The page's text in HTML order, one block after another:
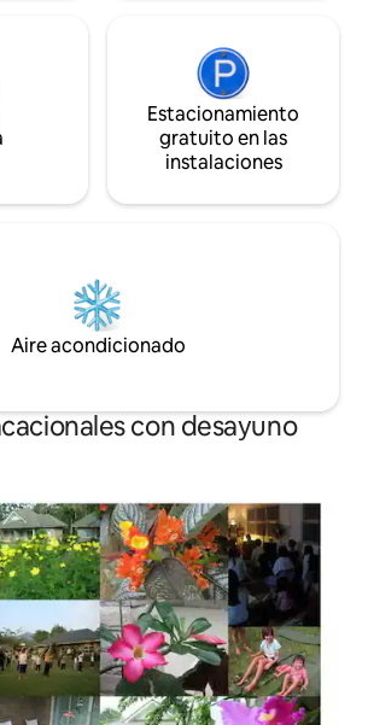
Estacionamiento
gratuito en las
instalaciones
Aire acondicionado
con desayuno